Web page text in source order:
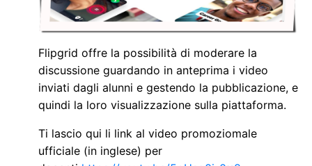
Flipgrid offre la possibilità di moderare la
discussione guardando in anteprima i video
inviati dagli alunni e gestendo la pubblicazione, e
quindi la loro visualizzazione sulla piattaforma.
Ti lascio qui li link al video promoziomale
ufficiale (in inglese) per